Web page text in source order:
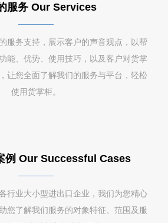
服务 Our Services
服务支持，展示客户的声音观点，以帮
能、优势、使用技巧，以及客户对货掌
让您全面了解我们的服务与平台，轻松
使用货掌柜。
例 Our Successful Cases
行业大小型进出口企业，我们为您精心
您了解我们服务的对象特征、范围及服